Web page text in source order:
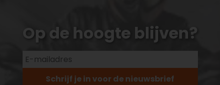
Op de hoogte blijven?
Schrijf je in voor de nieuwsbrief